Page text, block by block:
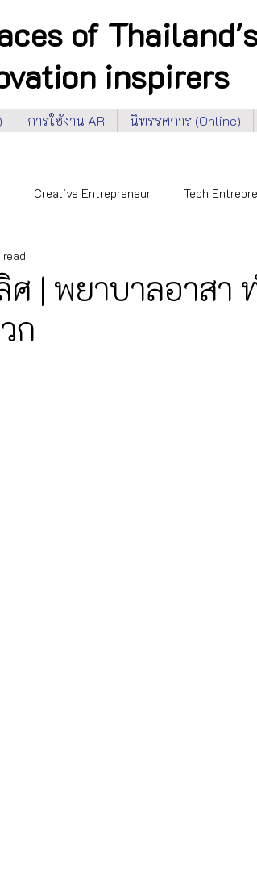
of
inspirers
การใช้งาน AR นิทรรศการ (Online)
Creative Entrepreneur Tech
NIA 100 Faces 2022
Rights & Equality
| พยาบาลอาสา
ก